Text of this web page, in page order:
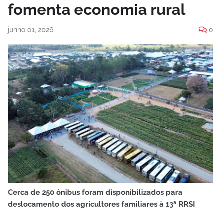
fomenta economia rural
junho 01, 2026 0
Cerca de 250 ônibus foram disponibilizados para
deslocamento dos agricultores familiares à 13ª RRSI